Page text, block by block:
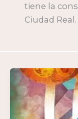
tiene la
Ciudad Real.